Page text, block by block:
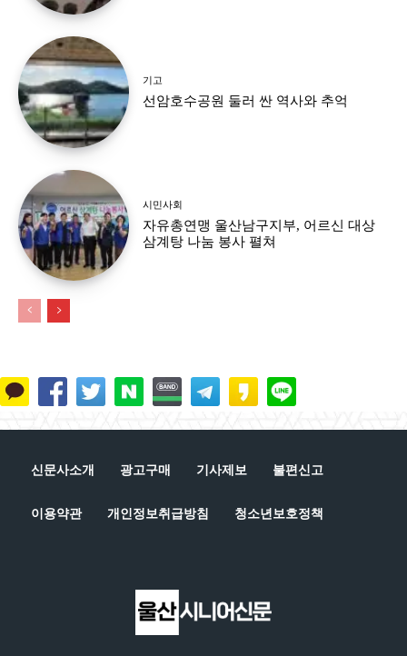
기고
선암호수공원 둘러 싼 역사와 추억
시민사회
자유총연맹 울산남구지부, 어르신 대상
삼계탕 나눔 봉사 펼쳐
신문사소개 광고구매 기사제보 불편신고
이용약관 개인정보취급방침 청소년보호정책